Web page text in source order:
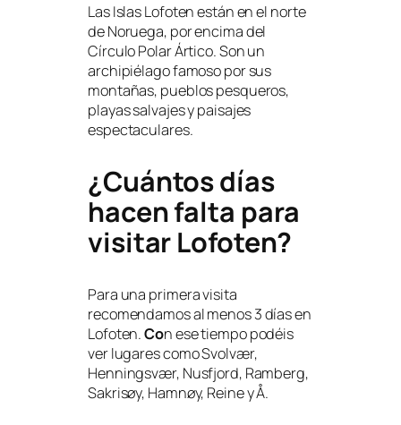
Las Islas Lofoten están en el norte
de Noruega, por encima del
Círculo Polar Ártico. Son un
archipiélago famoso por sus
montañas, pueblos pesqueros,
playas salvajes y paisajes
espectaculares.
¿Cuántos días
hacen falta para
visitar Lofoten?
Para una primera visita
recomendamos al menos 3 días en
Lofoten.Con ese tiempo podéis
ver lugares como Svolvær,
Henningsvær, Nusfjord, Ramberg,
Sakrisøy, Hamnøy, Reine y Å.